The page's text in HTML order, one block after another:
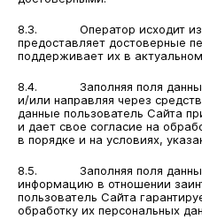
8.3. Оператор исходит из
предоставляет достоверные
поддерживает их в
8.4. Заполняя поля данных,
и/или направляя через
данные пользователь Сайта
и дает свое согласие на
в порядке и на условиях,
8.5. Заполняя поля данных
информацию в отношении
пользователь Сайта
обработку их персональных